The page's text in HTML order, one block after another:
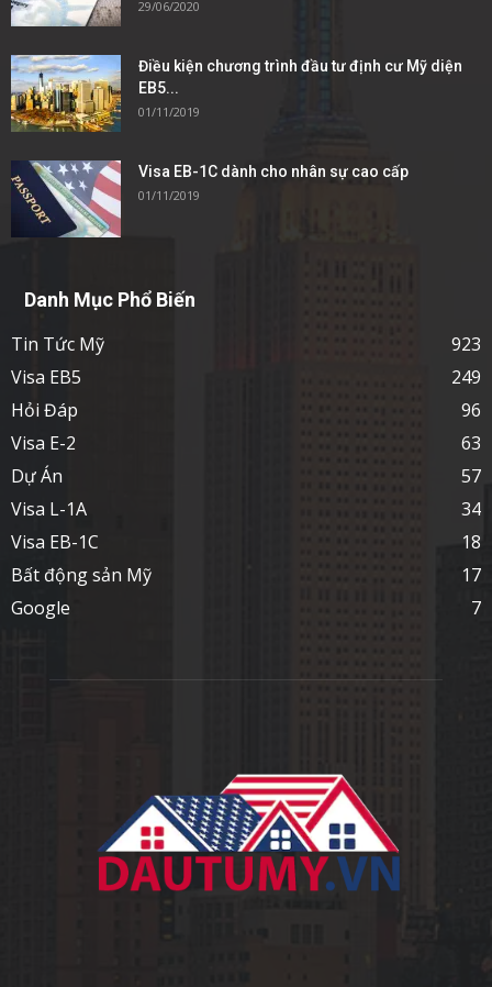
29/06/2020
Điều kiện chương trình đầu tư định cư Mỹ diện
EB5...
01/11/2019
Visa EB-1C dành cho nhân sự cao cấp
01/11/2019
Danh Mục Phổ Biến
Tin Tức Mỹ
923
Visa EB5
249
Hỏi Đáp
96
Visa E-2
63
Dự Án
57
Visa L-1A
34
Visa EB-1C
18
Bất động sản Mỹ
17
Google
7